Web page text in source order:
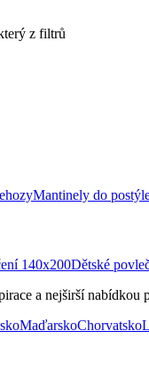
z filtrů
Mantinely do
140x200Dětské
a nejširší nabídkou
MaďarskoChorvatsko